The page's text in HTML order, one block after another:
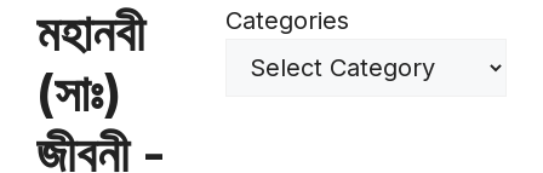
মহানবী
(সাঃ)
জীবনী -
Categories